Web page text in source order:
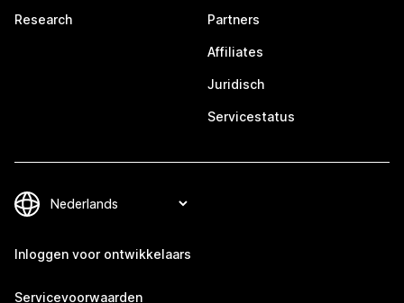
Research Partners
Affiliates
Juridisch
Servicestatus
Inloggen voor ontwikkelaars
Servicevoorwaarden